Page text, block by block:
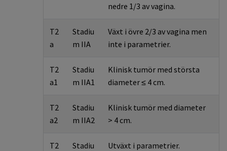
nedre 1/3 av vagina.
T2
a
Stadiu
m IIA
Växt i övre 2/3 av vagina men
inte i parametrier.
T2
a1
Stadiu
m IIA1
Klinisk tumör med största
diameter ≤ 4 cm.
T2
a2
Stadiu
m IIA2
Klinisk tumör med diameter
> 4 cm.
T2
Stadiu
Utväxt i parametrier.